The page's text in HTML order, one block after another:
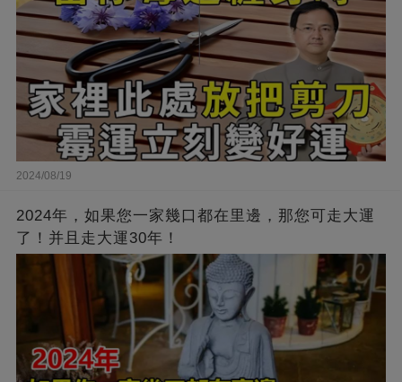
2024/08/19
2024年，如果您一家幾口都在里邊，那您可走大運
了！并且走大運30年！